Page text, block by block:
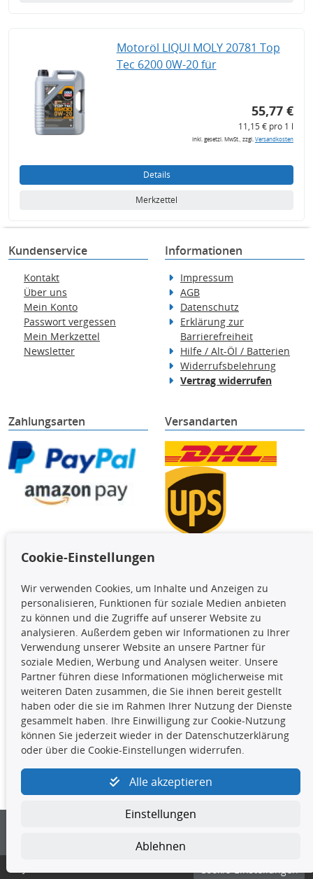
Motoröl LIQUI MOLY 20781 Top
Tec 6200 0W-20 für
55,77 €
11,15 € pro 1 l
inkl. gesetzl. MwSt., zzgl.Versandkosten
Details
Merkzettel
Kundenservice
Kontakt
Über uns
Mein Konto
Passwort vergessen
Mein Merkzettel
Newsletter
Informationen
Impressum
AGB
Datenschutz
Erklärung zur
Barrierefreiheit
Hilfe / Alt-Öl / Batterien
Widerrufsbelehrung
Vertrag widerrufen
Zahlungsarten Versandarten
Die hier angezeigten Daten,
insbesondere die gesamte Datenbank,
dürfen nicht kopiert werden. Es ist zu
unterlassen, die Daten oder die gesamte Datenbank ohne
vorherige Zustimmung TecDocs zu vervielfältigen, zu
verbreiten und/oder diese Handlungen durch Dritte ausführen
zu lassen. Ein Zuwiderhandeln stellt eine
Urheberrechtsverletzung dar und wird verfolgt.
Kontakt
4yourcar GmbH | Avidesweg 1 | 27386 Hemsbünde |
kundenservice@4yourcar.de
Cookie-Einstellungen
Cookie-Einstellungen
Wir verwenden Cookies, um Inhalte und Anzeigen zu
personalisieren, Funktionen für soziale Medien anbieten
zu können und die Zugriffe auf unserer Website zu
analysieren. Außerdem geben wir Informationen zu Ihrer
Verwendung unserer Website an unsere Partner für
soziale Medien, Werbung und Analysen weiter. Unsere
Partner führen diese Informationen möglicherweise mit
weiteren Daten zusammen, die Sie ihnen bereit gestellt
haben oder die sie im Rahmen Ihrer Nutzung der Dienste
gesammelt haben. Ihre Einwilligung zur Cookie-Nutzung
können Sie jederzeit wieder in der Datenschutzerklärung
oder über die Cookie-Einstellungen widerrufen.
Alle akzeptieren
Einstellungen
Ablehnen